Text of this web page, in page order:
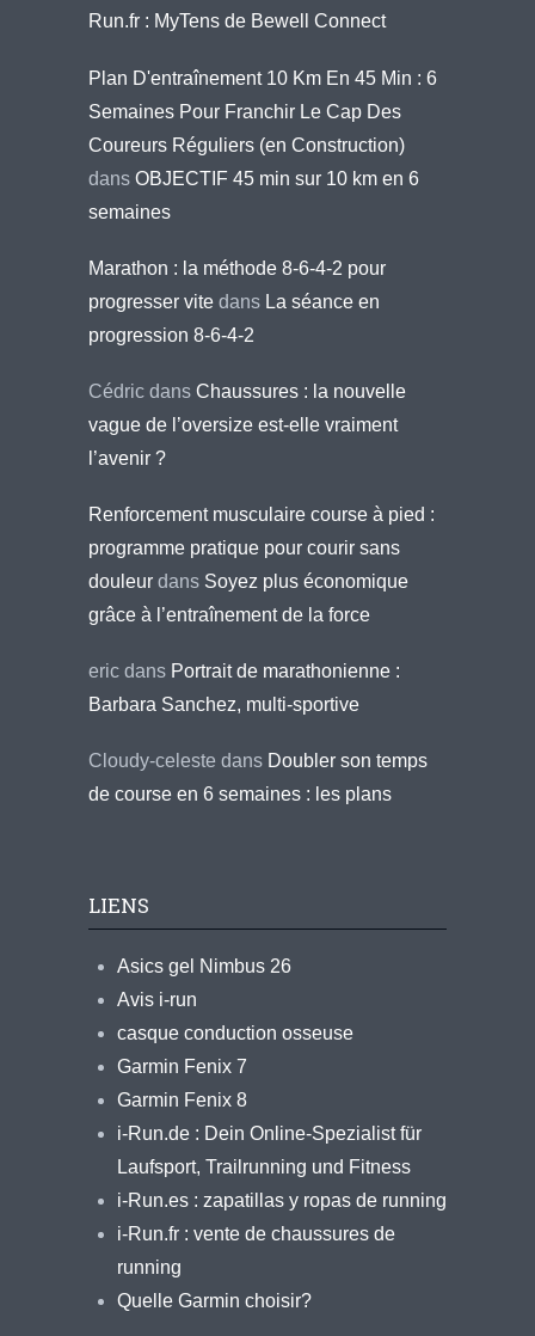
Run.fr : MyTens de Bewell Connect
Plan D'entraînement 10 Km En 45 Min : 6
Semaines Pour Franchir Le Cap Des
Coureurs Réguliers (en Construction)
dans OBJECTIF 45 min sur 10 km en 6
semaines
Marathon : la méthode 8-6-4-2 pour
progresser vite dans La séance en
progression 8-6-4-2
Cédric dans Chaussures : la nouvelle
vague de l’oversize est-elle vraiment
l’avenir ?
Renforcement musculaire course à pied :
programme pratique pour courir sans
douleur dans Soyez plus économique
grâce à l’entraînement de la force
eric dans Portrait de marathonienne :
Barbara Sanchez, multi-sportive
Cloudy-celeste dans Doubler son temps
de course en 6 semaines : les plans
LIENS
Asics gel Nimbus 26
Avis i-run
casque conduction osseuse
Garmin Fenix 7
Garmin Fenix 8
i-Run.de : Dein Online-Spezialist für
Laufsport, Trailrunning und Fitness
i-Run.es : zapatillas y ropas de running
i-Run.fr : vente de chaussures de
running
Quelle Garmin choisir?